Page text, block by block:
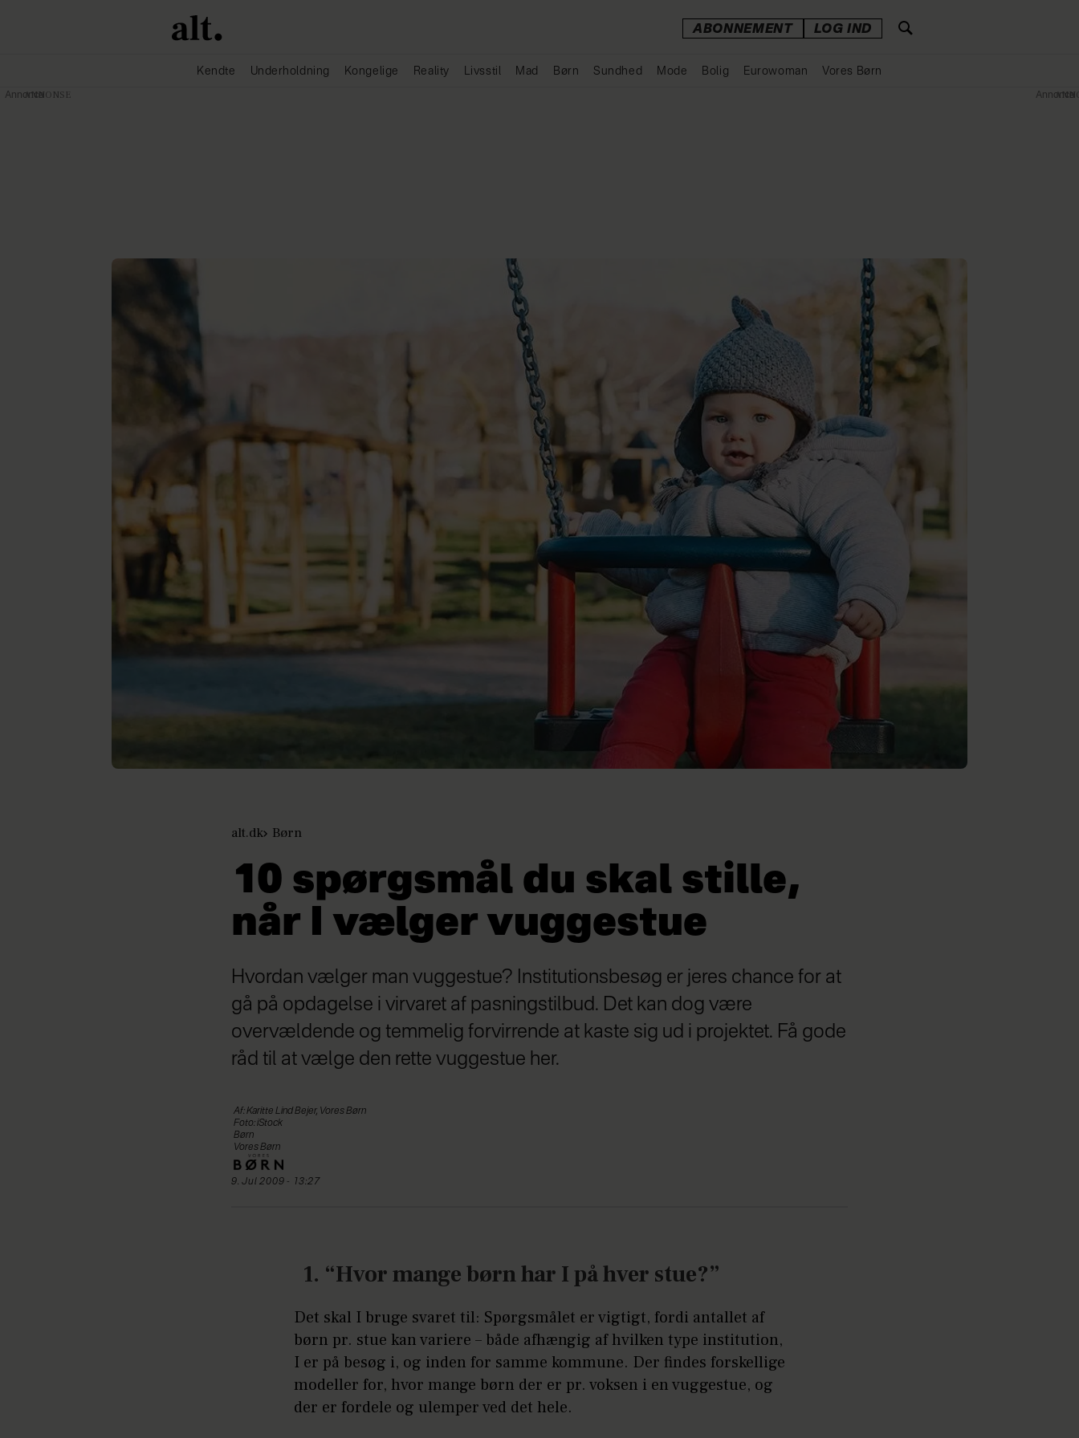
ABONNEMENT LOG IND
Kendte Underholdning Kongelige Reality Livsstil Mad Børn Sundhed Mode Bolig Eurowoman Vores Børn
alt.dk Børn
10 spørgsmål du skal stille,
når I vælger vuggestue
Hvordan vælger man vuggestue? Institutionsbesøg er jeres chance for at
gå på opdagelse i virvaret af pasningstilbud. Det kan dog være
overvældende og temmelig forvirrende at kaste sig ud i projektet. Få gode
råd til at vælge den rette vuggestue her.
Af: Karitte Lind Bejer, Vores Børn
Foto: iStock
Børn
Vores Børn
9. Jul 2009 - 13:27
1. “Hvor mange børn har I på hver stue?”
Det skal I bruge svaret til: Spørgsmålet er vigtigt, fordi antallet af
børn pr. stue kan variere – både afhængig af hvilken type institution,
I er på besøg i, og inden for samme kommune. Der findes forskellige
modeller for, hvor mange børn der er pr. voksen i en vuggestue, og
der er fordele og ulemper ved det hele.
Annonce Annonce